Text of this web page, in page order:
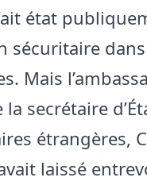
état
sécuritaire
Mais
la secrétaire
étrangères,
laissé